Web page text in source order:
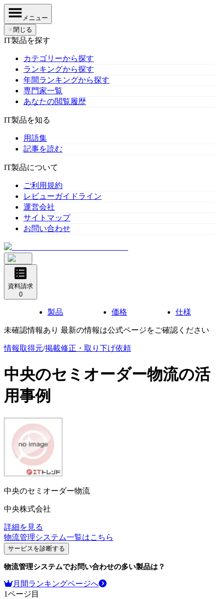
メニュー
✕ 閉じる
IT製品を探す
カテゴリーから探す
ランキングから探す
年間ランキングから探す
専門家一覧
あなたの閲覧履歴
IT製品を知る
用語集
記事を読む
IT製品について
ご利用規約
レビューガイドライン
運営会社
サイトマップ
お問い合わせ
資料請求
0
製品 価格 仕様
未確認情報あり 最新の情報は公式ページをご確認ください
情報取得元/掲載修正・取り下げ依頼
中央のセミオーダー物流の活
用事例
中央のセミオーダー物流
中央株式会社
詳細を見る
物流管理システム一覧はこちら
サービスを診断する
物流管理システムでお問い合わせの多い製品は？
月間ランキングページへ
1ページ目